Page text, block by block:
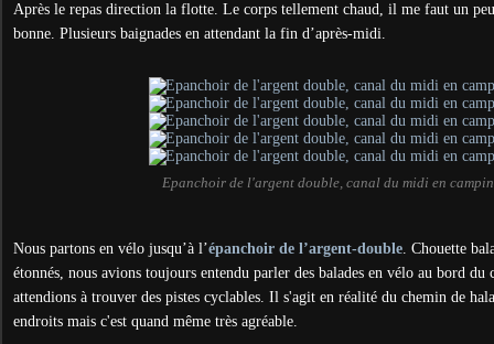
Après le repas direction la flotte. Le corps tellement chaud, il me faut un
bonne. Plusieurs baignades en attendant la fin d’après-midi.
Epanchoir de l'argent double, canal du midi en
Nous partons en vélo jusqu’à l’épanchoir de l’argent-double. Chouette
étonnés, nous avions toujours entendu parler des balades en vélo au bord du
attendions à trouver des pistes cyclables. Il s'agit en réalité du chemin de
endroits mais c'est quand même très agréable.